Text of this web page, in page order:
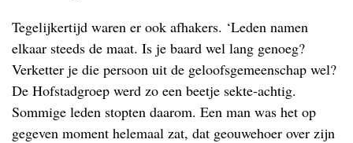
Tegelijkertijd waren er ook afhakers. ‘Leden namen
elkaar steeds de maat. Is je baard wel lang genoeg?
Verketter je die persoon uit de geloofsgemeenschap wel?
De Hofstadgroep werd zo een beetje sekte-achtig.
Sommige leden stopten daarom. Een man was het op
gegeven moment helemaal zat, dat geouwehoer over zijn